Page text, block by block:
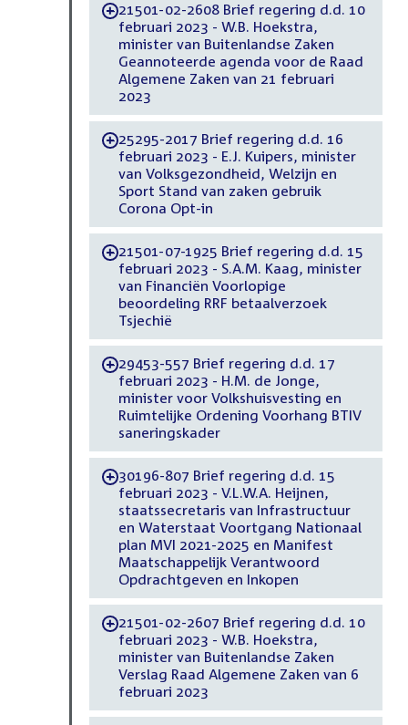
-21501-02-2608 Brief regering d.d. 10
februari 2023 - W.B. Hoekstra,
minister van Buitenlandse Zaken
Geannoteerde agenda voor de Raad
Algemene Zaken van 21 februari
2023
-25295-2017 Brief regering d.d. 16
februari 2023 - E.J. Kuipers, minister
van Volksgezondheid, Welzijn en
Sport Stand van zaken gebruik
Corona Opt-in
-21501-07-1925 Brief regering d.d. 15
februari 2023 - S.A.M. Kaag, minister
van Financiën Voorlopige
beoordeling RRF betaalverzoek
Tsjechië
-29453-557 Brief regering d.d. 17
februari 2023 - H.M. de Jonge,
minister voor Volkshuisvesting en
Ruimtelijke Ordening Voorhang BTIV
saneringskader
-30196-807 Brief regering d.d. 15
februari 2023 - V.L.W.A. Heijnen,
staatssecretaris van Infrastructuur
en Waterstaat Voortgang Nationaal
plan MVI 2021-2025 en Manifest
Maatschappelijk Verantwoord
Opdrachtgeven en Inkopen
-21501-02-2607 Brief regering d.d. 10
februari 2023 - W.B. Hoekstra,
minister van Buitenlandse Zaken
Verslag Raad Algemene Zaken van 6
februari 2023